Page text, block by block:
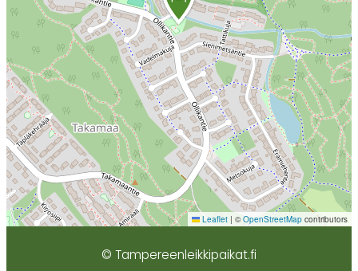
Leaflet | © OpenStreetMap contributors
© Tampereenleikkipaikat.fi